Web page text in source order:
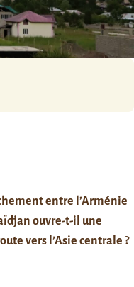
entre l’Arménie
ouvre-t-il une
vers l’Asie centrale ?